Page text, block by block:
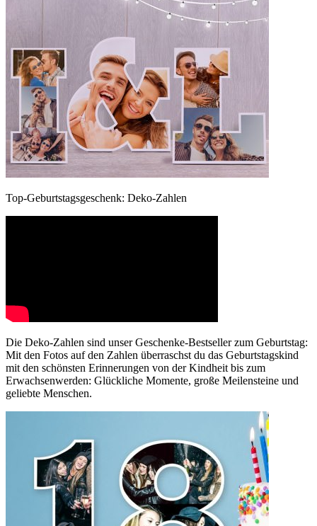
Top-Geburtstagsgeschenk: Deko-Zahlen
Die Deko-Zahlen sind unser Geschenke-Bestseller zum Geburtstag:
Mit den Fotos auf den Zahlen überraschst du das Geburtstagskind
mit den schönsten Erinnerungen von der Kindheit bis zum
Erwachsenwerden: Glückliche Momente, große Meilensteine und
geliebte Menschen.